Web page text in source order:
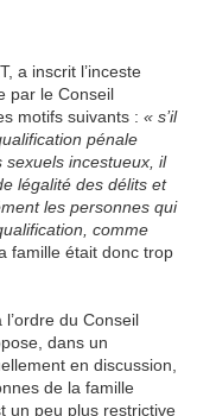
a inscrit l’inceste
par le Conseil
motifs suivants : « s’il
pénale
incestueux, il
légalité des délits et
les personnes qui
comme
famille était donc trop
du Conseil
dans un
en discussion,
de la famille
un peu plus restrictive